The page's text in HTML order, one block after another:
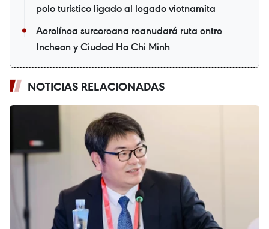
polo turístico ligado al legado vietnamita
Aerolínea surcoreana reanudará ruta entre
Incheon y Ciudad Ho Chi Minh
NOTICIAS RELACIONADAS